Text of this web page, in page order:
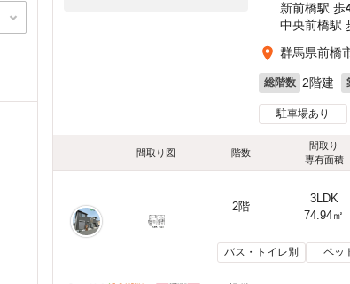
新前橋駅 歩
中央前橋駅
群馬県前橋
総階数 2階建
駐車場あり
間取り図 階数
間取り
専有面積
2階
3LDK
74.94㎡
バス・トイレ別 ペッ